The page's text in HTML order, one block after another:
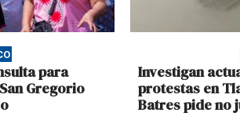
para
Gregorio
Investigan
protestas en
Batres pide no